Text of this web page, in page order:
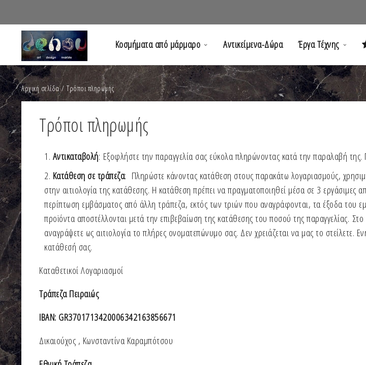
Κοσμήματα από μάρμαρο Αντικείμενα-Δώρα Έργα Τέχνης
Αρχική σελίδα/ Τρόποι πληρωμής
Τρόποι πληρωμής
Αντικαταβολή: Εξοφλήστε την παραγγελία σας εύκολα πληρώνοντας κατά την παραλαβή της.
Κατάθεση σε τράπεζα: Πληρώστε κάνοντας κατάθεση στους παρακάτω λογαριασμούς,
στην αιτιολογία της κατάθεσης. Η κατάθεση πρέπει να πραγματοποιηθεί μέσα σε 3 εργάσιμες
περίπτωση εμβάσματος από άλλη τράπεζα, εκτός των τριών που αναγράφονται, τα έξοδα του
προϊόντα αποστέλλονται μετά την επιβεβαίωση της κατάθεσης του ποσού της παραγγελίας.
αναγράψετε ως αιτιολογία το πλήρες ονοματεπώνυμο σας. Δεν χρειάζεται να μας το στείλετε.
κατάθεσή σας.
Καταθετικοί Λογαριασμοί
Τράπεζα Πειραιώς
IBAN: GR3701713420006342163856671
Δικαιούχος , Κωνσταντίνα Καραμπότσου